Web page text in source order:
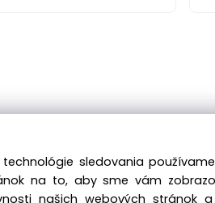
sledovania
na to, aby sme vám
našich webových stránok